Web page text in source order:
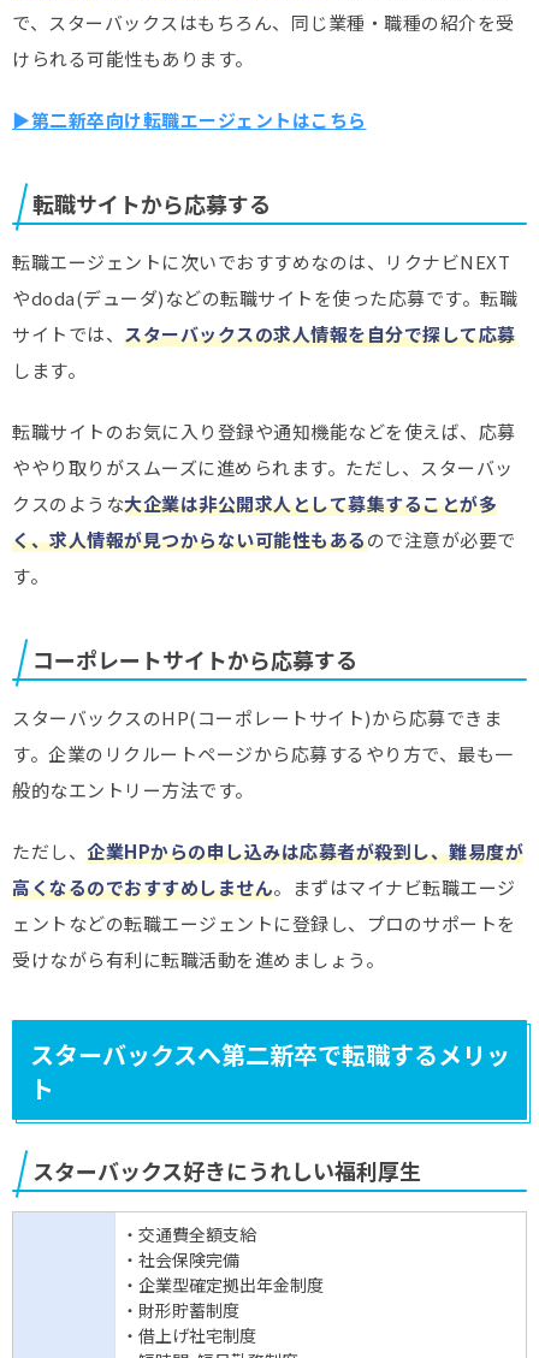
で、スターバックスはもちろん、同じ業種・職種の紹介を受
けられる可能性もあります。
▶第二新卒向け転職エージェントはこちら
転職サイトから応募する
転職エージェントに次いでおすすめなのは、リクナビNEXT
やdoda(デューダ)などの転職サイトを使った応募です。転職
サイトでは、 スターバックスの求人情報を自分で探して応募
します。
転職サイトのお気に入り登録や通知機能などを使えば、応募
ややり取りがスムーズに進められます。ただし、スターバッ
クスのような大企業は非公開求人として募集することが多
く、求人情報が見つからない可能性もあるので注意が必要で
す。
コーポレートサイトから応募する
スターバックスのHP(コーポレートサイト)から応募できま
す。企業のリクルートページから応募するやり方で、最も一
般的なエントリー方法です。
ただし、 企業HPからの申し込みは応募者が殺到し、難易度が
高くなるのでおすすめしません。まずはマイナビ転職エージ
ェントなどの転職エージェントに登録し、プロのサポートを
受けながら有利に転職活動を進めましょう。
スターバックスへ第二新卒で転職するメリッ
ト
スターバックス好きにうれしい福利厚生
・交通費全額支給
・社会保険完備
・企業型確定拠出年金制度
・財形貯蓄制度
・借上げ社宅制度